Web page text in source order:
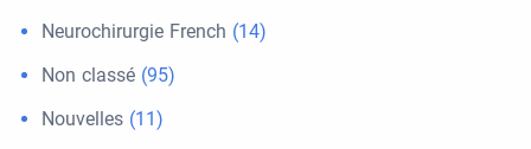
Neurochirurgie French (14)
Non classé (95)
Nouvelles (11)